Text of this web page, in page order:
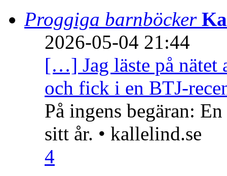
Proggiga barnböcker
2026-05-04 21:44
[…] Jag läste på nätet
och fick i en BTJ-
På ingens begäran:
sitt år. • kallelind.se
4